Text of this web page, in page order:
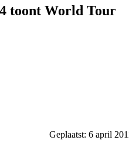
toont World Tour
Geplaatst: 6 april